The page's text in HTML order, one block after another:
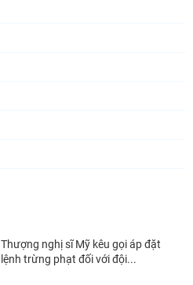
Thượng nghị sĩ Mỹ kêu gọi áp đặt
lệnh trừng phạt đối với đội...